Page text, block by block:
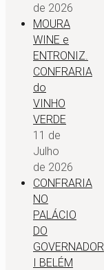
de 2026
MOURA
WINE e
ENTRONIZ.
CONFRARIA
do
VINHO
VERDE
11 de
Julho
de 2026
CONFRARIA
NO
PALÁCIO
DO
GOVERNADOR
I BELÉM